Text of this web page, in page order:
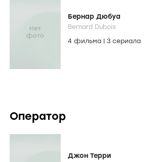
Бернар Дюбуа
Bernard Dubois
4 фильма
3 сериала
Оператор
Джон Терри